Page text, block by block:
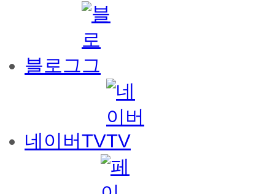
블로그
네이버TV